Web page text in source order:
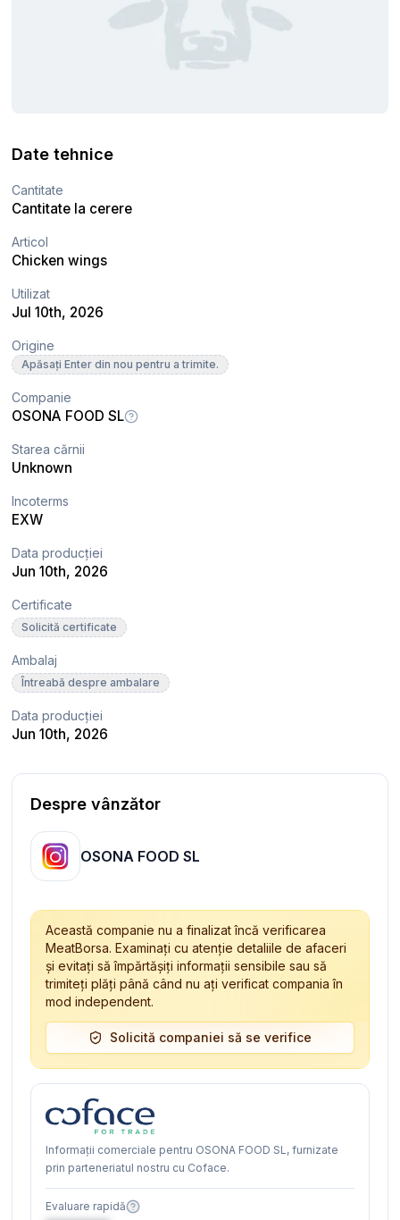
Date tehnice
Cantitate
Cantitate la cerere
Articol
Chicken wings
Utilizat
Jul 10th, 2026
Origine
Apăsați Enter din nou pentru a trimite.
Companie
OSONA FOOD SL
Starea cărnii
Unknown
Incoterms
EXW
Data producției
Jun 10th, 2026
Certificate
Solicită certificate
Ambalaj
Întreabă despre ambalare
Data producției
Jun 10th, 2026
Despre vânzător
OSONA FOOD SL
Această companie nu a finalizat încă verificarea
MeatBorsa. Examinați cu atenție detaliile de afaceri
și evitați să împărtășiți informații sensibile sau să
trimiteți plăți până când nu ați verificat compania în
mod independent.
Solicită companiei să se verifice
Informații comerciale pentru OSONA FOOD SL, furnizate
prin parteneriatul nostru cu Coface.
Evaluare rapidă